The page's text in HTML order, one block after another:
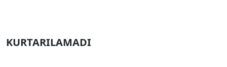
KURTARILAMADI